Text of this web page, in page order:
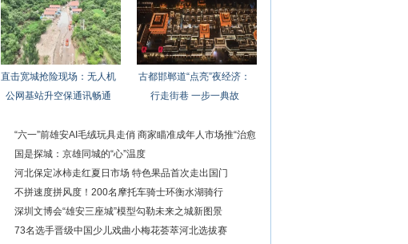
直击宽城抢险现场：无人机
公网基站升空保通讯畅通
古都邯郸道“点亮”夜经济：
行走街巷 一步一典故
“六一”前雄安AI毛绒玩具走俏 商家瞄准成年人市场推“治愈
系”玩偶
国是探城：京雄同城的“心”温度
河北保定冰柿走红夏日市场 特色果品首次走出国门
不拼速度拼风度！200名摩托车骑士环衡水湖骑行
深圳文博会“雄安三座城”模型勾勒未来之城新图景
73名选手晋级中国少儿戏曲小梅花荟萃河北选拔赛